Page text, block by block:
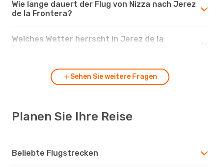
Wie lange dauert der Flug von Nizza nach Jerez
de la Frontera?
Welches Wetter herrscht in Jerez de la
Sehen Sie weitere Fragen
Planen Sie Ihre Reise
Beliebte Flugstrecken